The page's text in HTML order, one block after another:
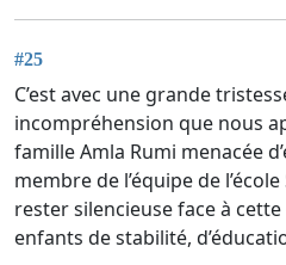
#25
C’est avec une grande
incompréhension que nous
famille Amla Rumi menacée
membre de l’équipe de
rester silencieuse face à
enfants de stabilité,